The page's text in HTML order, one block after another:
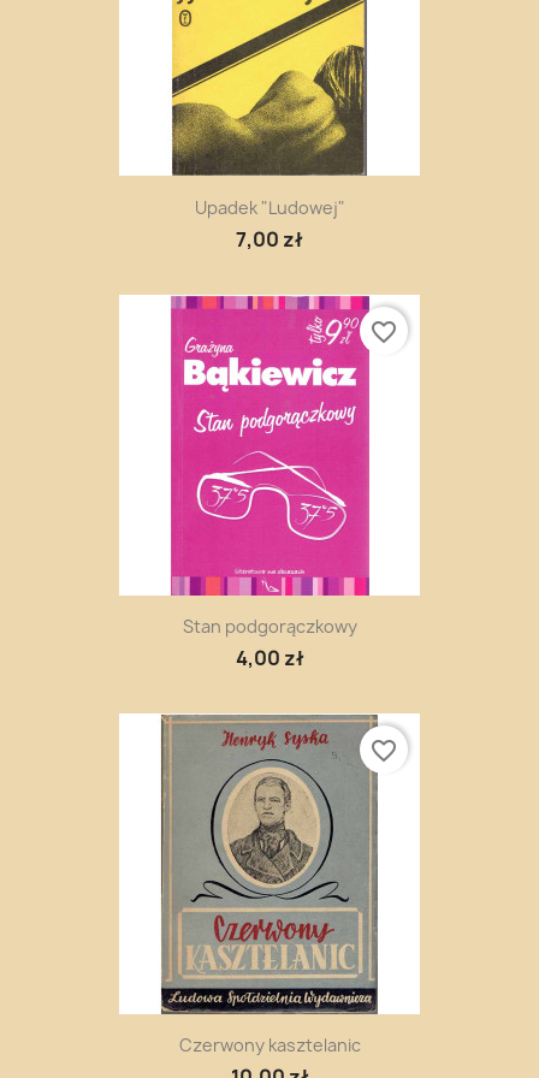
Upadek "Ludowej"
7,00 zł
Stan podgorączkowy
4,00 zł
favorite_border
Czerwony kasztelanic
favorite_border